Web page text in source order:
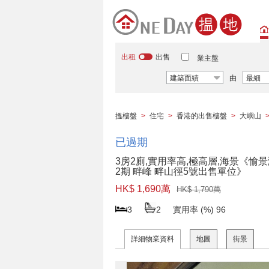
出租 出售 業主盤
建築面績 由 最細
搵樓盤 > 住宅 > 香港的出售樓盤 > 大嶼山 >
已過期
3房2廁,實用率高,極高層,海景《愉
2期 畔峰 畔山徑5號出售單位》
HK$ 1,690萬
HK$ 1,790萬
3 2 實用率 (%) 96
詳細物業資料 地圖 街景